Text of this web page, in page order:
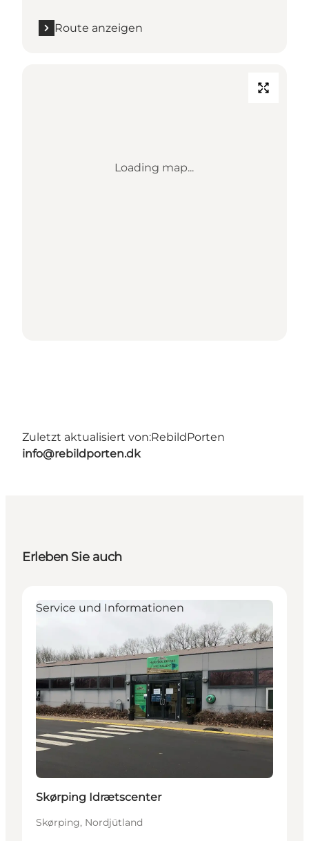
Route anzeigen
Loading map...
Zuletzt aktualisiert von:RebildPorten
info@rebildporten.dk
Erleben Sie auch
Service und Informationen
Skørping Idrætscenter
Skørping, Nordjütland